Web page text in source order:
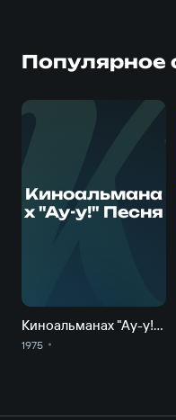
Популярное
Киноальмана
х "Ау-у!" Песня
Киноальманах "Ау-у!" Песня
1975